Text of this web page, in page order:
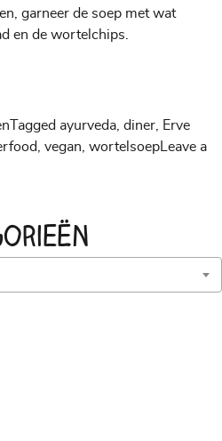
garneer de soep met wat
en de wortelchips.
Tagged ayurveda, diner, Erve
, vegan, wortelsoepLeave a